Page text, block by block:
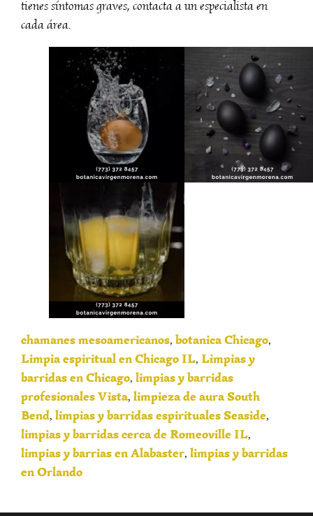
tienes síntomas graves, contacta a un especialista en
cada área.
chamanes mesoamericanos, botanica Chicago,
Limpia espiritual en Chicago IL, Limpias y
barridas en Chicago, limpias y barridas
profesionales Vista, limpieza de aura South
Bend, limpias y barridas espirituales Seaside,
limpias y barridas cerca de Romeoville IL,
limpias y barrias en Alabaster, limpias y barridas
en Orlando